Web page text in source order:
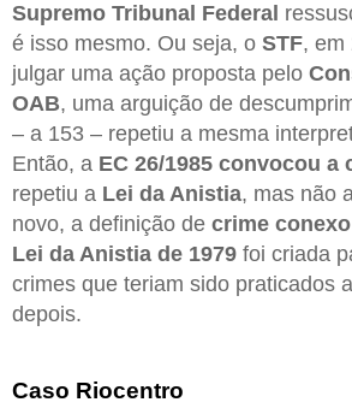
Supremo Tribunal Federal
é isso mesmo. Ou seja, o STF, em
julgar uma ação proposta pelo
OAB, uma arguição de
– a 153 – repetiu a mesma
Então, a EC 26/1985 convocou a
repetiu a Lei da Anistia, mas não
novo, a definição de crime conexo
Lei da Anistia de 1979 foi criada
crimes que teriam sido praticados
depois.
Caso Riocentro